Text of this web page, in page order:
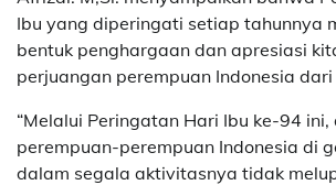
Ibu yang diperingati setiap tahunnya
bentuk penghargaan dan apresiasi
perjuangan perempuan Indonesia
“Melalui Peringatan Hari Ibu ke-94
perempuan-perempuan Indonesia di
dalam segala aktivitasnya tidak